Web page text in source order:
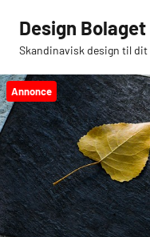
indhold
Design Bolaget
Skandinavisk design til dit
Annonce